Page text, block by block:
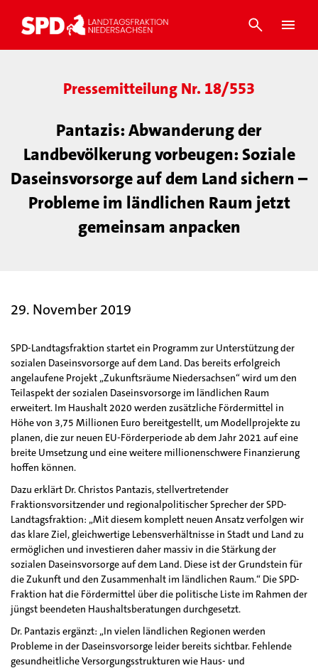
Pressemitteilung Nr. 18/553
Pantazis: Abwanderung der
Landbevölkerung vorbeugen: Soziale
Daseinsvorsorge auf dem Land sichern –
Probleme im ländlichen Raum jetzt
gemeinsam anpacken
29. November 2019
SPD-Landtagsfraktion startet ein Programm zur Unterstützung der
sozialen Daseinsvorsorge auf dem Land. Das bereits erfolgreich
angelaufene Projekt „Zukunftsräume Niedersachsen“ wird um den
Teilaspekt der sozialen Daseinsvorsorge im ländlichen Raum
erweitert. Im Haushalt 2020 werden zusätzliche Fördermittel in
Höhe von 3,75 Millionen Euro bereitgestellt, um Modellprojekte zu
planen, die zur neuen EU-Förderperiode ab dem Jahr 2021 auf eine
breite Umsetzung und eine weitere millionenschwere Finanzierung
hoffen können.
Dazu erklärt Dr. Christos Pantazis, stellvertretender
Fraktionsvorsitzender und regionalpolitischer Sprecher der SPD-
Landtagsfraktion: „Mit diesem komplett neuen Ansatz verfolgen wir
das klare Ziel, gleichwertige Lebensverhältnisse in Stadt und Land zu
ermöglichen und investieren daher massiv in die Stärkung der
sozialen Daseinsvorsorge auf dem Land. Diese ist der Grundstein für
die Zukunft und den Zusammenhalt im ländlichen Raum.“ Die SPD-
Fraktion hat die Fördermittel über die politische Liste im Rahmen der
jüngst beendeten Haushaltsberatungen durchgesetzt.
Dr. Pantazis ergänzt: „In vielen ländlichen Regionen werden
Probleme in der Daseinsvorsorge leider bereits sichtbar. Fehlende
gesundheitliche Versorgungsstrukturen wie Haus- und